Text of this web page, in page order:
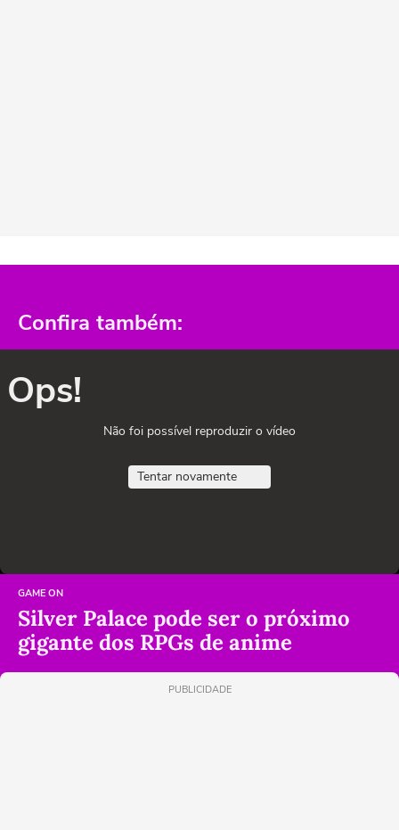
Confira também:
Ops!
Não foi possível reproduzir o vídeo
Tentar novamente
GAME ON
Silver Palace pode ser o próximo
gigante dos RPGs de anime
PUBLICIDADE